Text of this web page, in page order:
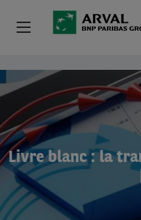
Aller au contenu principal
Livre blanc : la
Particuliers
PME & Indépendants
Corporate
Voiture D'occasion
À Propos D’Arval